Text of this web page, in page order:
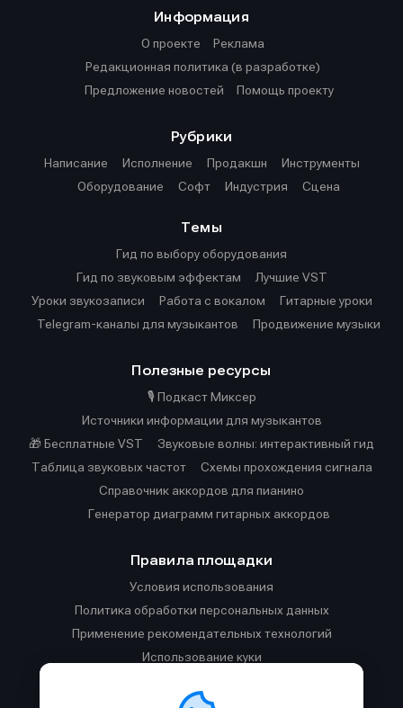
Информация
О проекте
Реклама
Редакционная политика (в разработке)
Предложение новостей
Помощь проекту
Рубрики
Написание
Исполнение Продакшн
Инструменты
Оборудование
Софт Индустрия Сцена
Темы
Гид по выбору оборудования
Гид по звуковым эффектам
Лучшие VST
Уроки звукозаписи
Работа с вокалом
Гитарные уроки
Telegram-каналы для музыкантов
Продвижение музыки
Полезные ресурсы
🎙️ Подкаст Миксер
Источники информации для музыкантов
🎁 Бесплатные VST
Звуковые волны: интерактивный гид
Таблица звуковых частот
Cхемы прохождения сигнала
Справочник аккордов для пианино
Генератор диаграмм гитарных аккордов
Правила площадки
Условия использования
Политика обработки персональных данных
Применение рекомендательных технологий
Использование куки
Правила общения в Телеграм-чате